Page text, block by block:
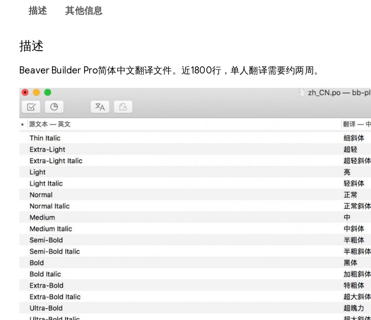
描述 其他信息
描述
Beaver Builder Pro简体中文翻译文件。近1800行，单人翻译需要约两周。